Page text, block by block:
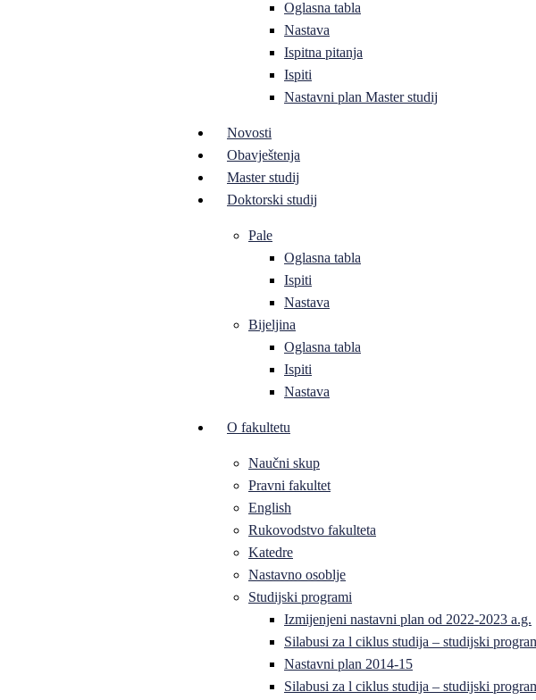
Oglasna tabla
Nastava
Ispitna pitanja
Ispiti
Nastavni plan Master studij
Novosti
Obavještenja
Master studij
Doktorski studij
Pale
Oglasna tabla
Ispiti
Nastava
Bijeljina
Oglasna tabla
Ispiti
Nastava
O fakultetu
Naučni skup
Pravni fakultet
English
Rukovodstvo fakulteta
Katedre
Nastavno osoblje
Studijski programi
Izmijenjeni nastavni plan od 2022-2023 a.g.
Silabusi za l ciklus studija – studijski
Nastavni plan 2014-15
Silabusi za l ciklus studija – studijski